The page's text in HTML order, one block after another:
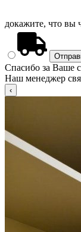
докажите, что вы
Спасибо за Ваше
Наш менеджер